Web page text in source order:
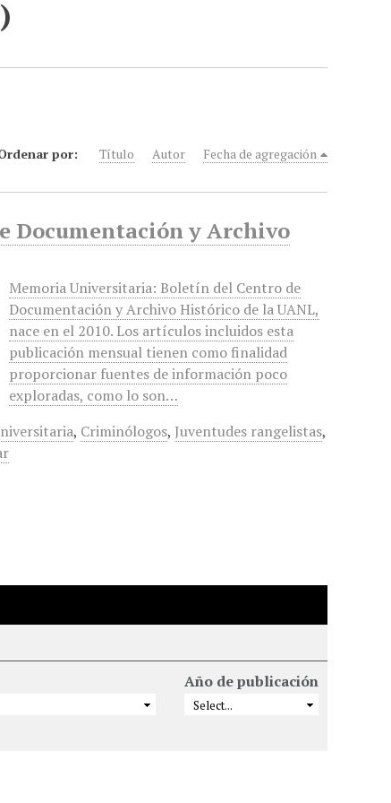
por: Título Autor Fecha de agregación
Documentación y Archivo
Memoria Universitaria: Boletín del Centro de
Documentación y Archivo Histórico de la UANL,
nace en el 2010. Los artículos incluidos esta
publicación mensual tienen como finalidad
proporcionar fuentes de información poco
exploradas, como lo son…
, Criminólogos, Juventudes rangelistas,
Año de publicación